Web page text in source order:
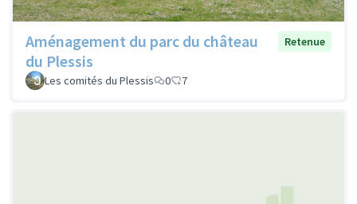
Aménagement du parc du château
du Plessis
Retenue
Les comités du Plessis 0 7